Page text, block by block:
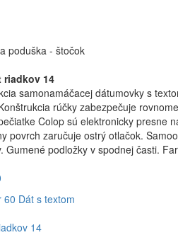
poduška - štočok
riadkov 14
samonamáčacej dátumovky s
rúčky zabezpečuje
Colop sú elektronicky presne
povrch zaručuje ostrý otlačok.
Gumené podložky v spodnej časti.
60 Dát s textom
14